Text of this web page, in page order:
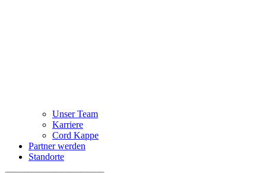
Unser Team
Karriere
Cord Kappe
Partner werden
Standorte